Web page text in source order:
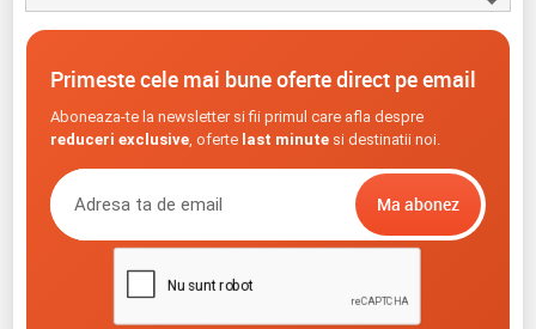
Primeste cele mai bune oferte direct pe email
Aboneaza-te la newsletter si fii primul care afla despre
reduceri exclusive, oferte last minutesi destinatii noi.